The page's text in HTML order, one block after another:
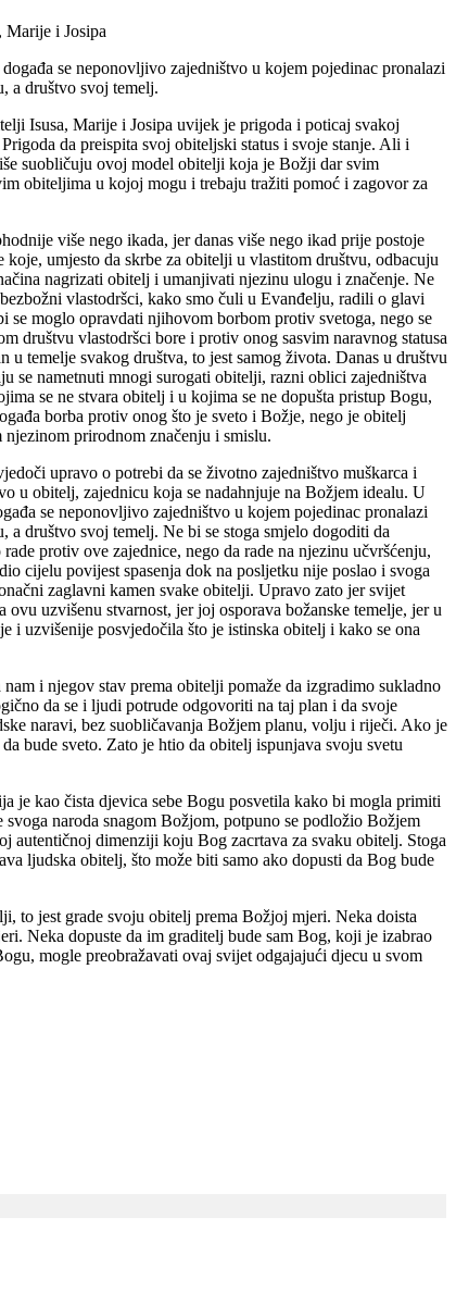
Marije i Josipa
se neponovljivo zajedništvo u kojem pojedinac pronalazi
a društvo svoj temelj.
Isusa, Marije i Josipa uvijek je prigoda i poticaj svakoj
da preispita svoj obiteljski status i svoje stanje. Ali i
suobličuju ovoj model obitelji koja je Božji dar svim
obiteljima u kojoj mogu i trebaju tražiti pomoć i zagovor za
više nego ikada, jer danas više nego ikad prije postoje
koje, umjesto da skrbe za obitelji u vlastitom društvu, odbacuju
nagrizati obitelj i umanjivati njezinu ulogu i značenje. Ne
vlastodršci, kako smo čuli u Evanđelju, radili o glavi
se moglo opravdati njihovom borbom protiv svetoga, nego se
društvu vlastodršci bore i protiv onog sasvim naravnog statusa
u temelje svakog društva, to jest samog života. Danas u društvu
se nametnuti mnogi surogati obitelji, razni oblici zajedništva
se ne stvara obitelj i u kojima se ne dopušta pristup Bogu,
borba protiv onog što je sveto i Božje, nego je obitelj
njezinom prirodnom značenju i smislu.
upravo o potrebi da se životno zajedništvo muškarca i
u obitelj, zajednicu koja se nadahnjuje na Božjem idealu. U
se neponovljivo zajedništvo u kojem pojedinac pronalazi
a društvo svoj temelj. Ne bi se stoga smjelo dogoditi da
protiv ove zajednice, nego da rade na njezinu učvršćenju,
cijelu povijest spasenja dok na posljetku nije poslao i svoga
zaglavni kamen svake obitelji. Upravo zato jer svijet
ovu uzvišenu stvarnost, jer joj osporava božanske temelje, jer u
i uzvišenije posvjedočila što je istinska obitelj i kako se ona
i njegov stav prema obitelji pomaže da izgradimo sukladno
da se i ljudi potrude odgovoriti na taj plan i da svoje
naravi, bez suobličavanja Božjem planu, volju i riječi. Ako je
bude sveto. Zato je htio da obitelj ispunjava svoju svetu
kao čista djevica sebe Bogu posvetila kako bi mogla primiti
naroda snagom Božjom, potpuno se podložio Božjem
autentičnoj dimenziji koju Bog zacrtava za svaku obitelj. Stoga
ljudska obitelj, što može biti samo ako dopusti da Bog bude
to jest grade svoju obitelj prema Božjoj mjeri. Neka doista
Neka dopuste da im graditelj bude sam Bog, koji je izabrao
mogle preobražavati ovaj svijet odgajajući djecu u svom